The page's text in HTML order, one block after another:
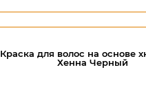
Краска для волос на основе
Хенна Черный